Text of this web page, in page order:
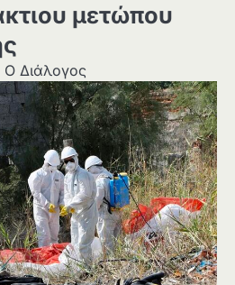
μετώπου
Ο Διάλογος